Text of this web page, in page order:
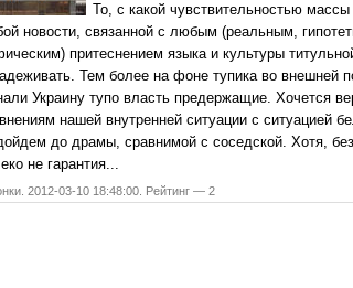
То, с какой чувствительностью массы
новости, связанной с любым (реальным,
притеснением языка и культуры
Тем более на фоне тупика во внешней
Украину тупо власть предержащие. Хочется
нашей внутренней ситуации с ситуацией
до драмы, сравнимой с соседской. Хотя,
не гарантия...
2012-03-10 18:48:00. Рейтинг — 2